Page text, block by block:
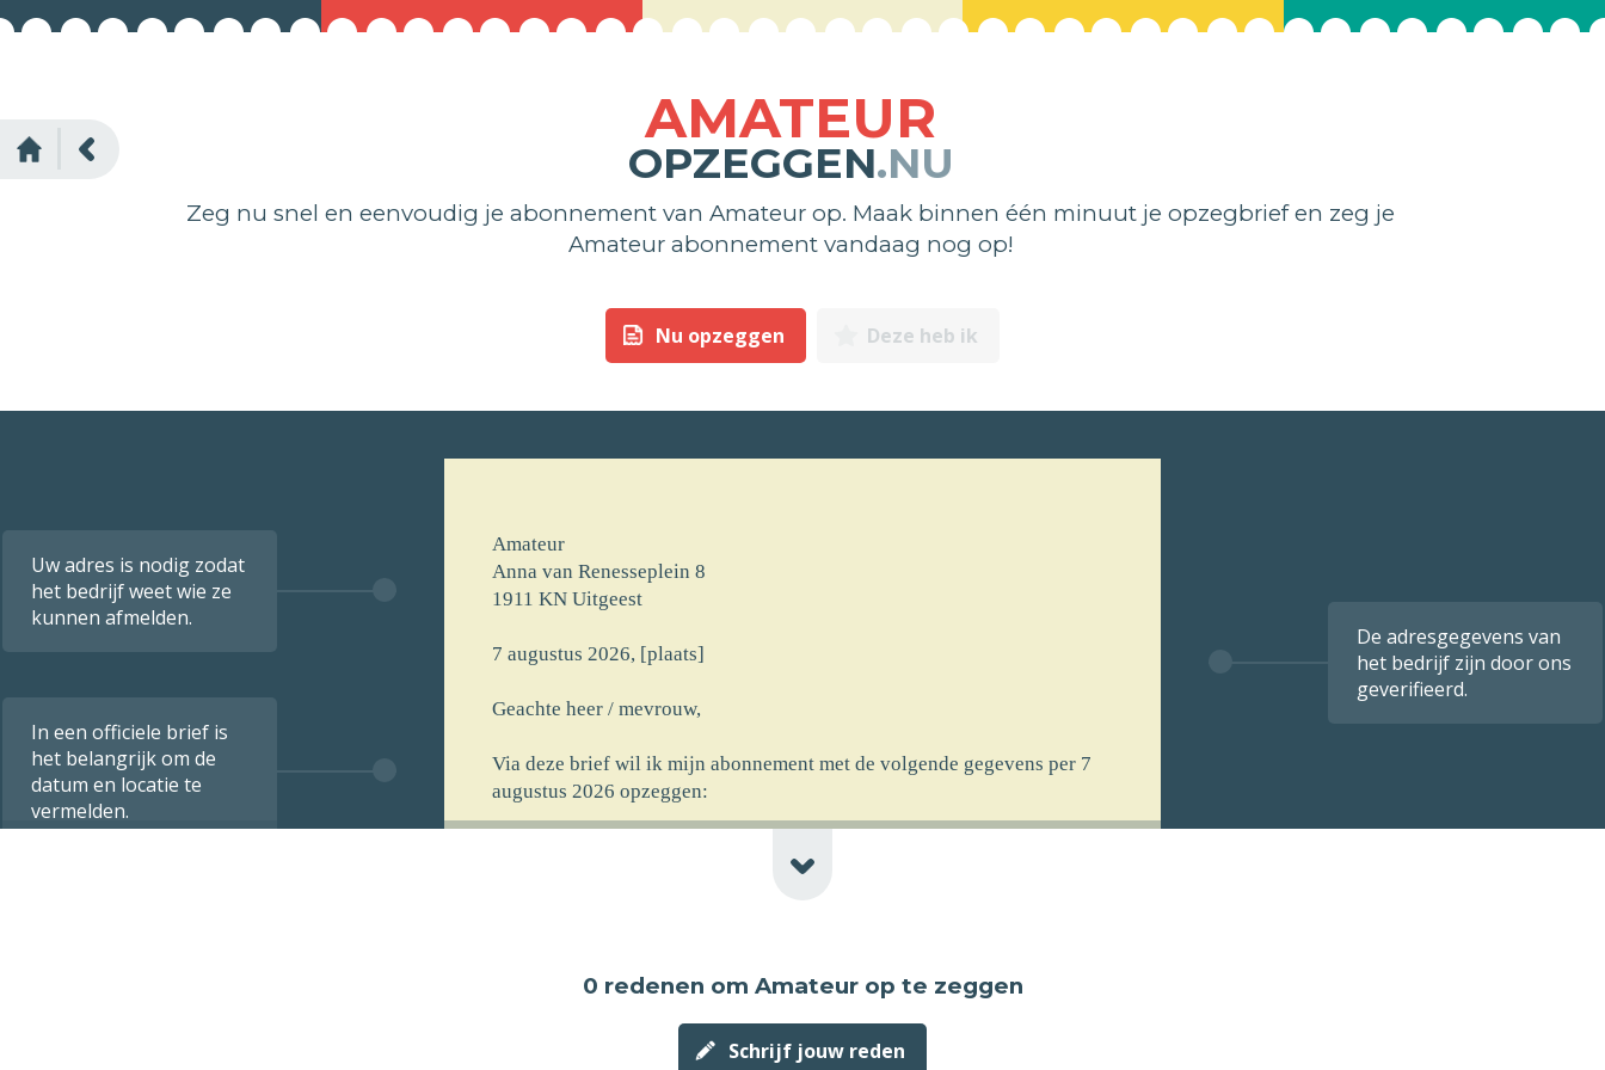
AMATEUR
OPZEGGEN.NU
Zeg nu snel en eenvoudig je abonnement van Amateur op. Maak binnen één minuut je opzegbrief en zeg je
Amateur abonnement vandaag nog op!
Nu opzeggen Deze heb ik
Uw adres is nodig zodat
het bedrijf weet wie ze
kunnen afmelden.
In een officiele brief is
het belangrijk om de
datum en locatie te
vermelden.
De adresgegevens van
het bedrijf zijn door ons
geverifieerd.
Amateur
Anna van Renesseplein 8
1911 KN Uitgeest
7 augustus 2026, [plaats]
Geachte heer / mevrouw,
Via deze brief wil ik mijn abonnement met de volgende gegevens per 7
augustus 2026 opzeggen:
De incassomachtiging ten laste van mijn rekeningnummer die ik aan u
7 augustus 2026 laten vervallen.
0 redenen om Amateur op te zeggen
Schrijf jouw reden